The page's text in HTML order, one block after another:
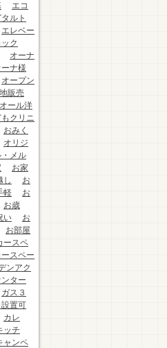
エコ
ルト
エレベー
ク
オーナ
ーナ様
オープン
販売
オール洋
クリニ
おみく
オリジ
・メル
お家
し
お
軽
お
お歳
い
お
お部屋
ースペ
ースペー
ンアク
ター
ガス３
置可
カレ
ッチ
ャンペ